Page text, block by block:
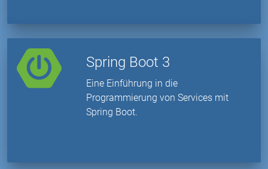
Spring Boot 3
Eine Einführung in die
Programmierung von Services mit
Spring Boot.